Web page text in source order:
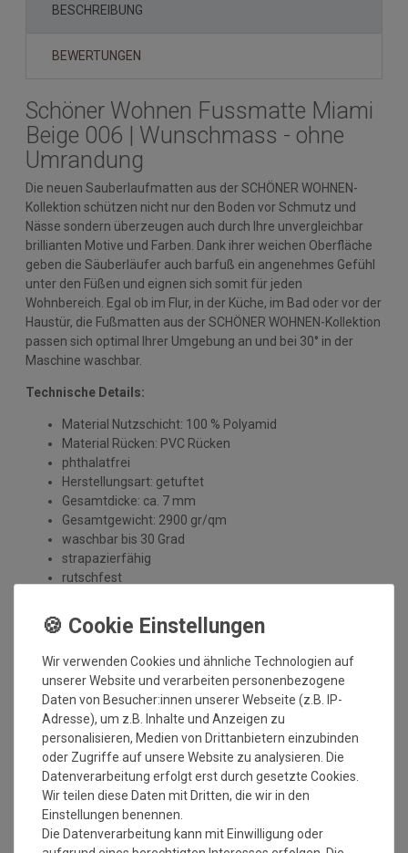
BESCHREIBUNG
BEWERTUNGEN
Schöner Wohnen Fussmatte Miami
Beige 006 | Wunschmass - ohne
Umrandung
Die neuen Sauberlaufmatten aus der SCHÖNER WOHNEN-
Kollektion schützen nicht nur den Boden vor Schmutz und
Nässe sondern überzeugen auch durch Ihre unvergleichbar
brillianten Motive und Farben. Dank ihrer weichen Oberfläche
geben die Säuberläufer auch barfuß ein angenehmes Gefühl
unter den Füßen und eignen sich somit für jeden
Wohnbereich. Egal ob im Flur, in der Küche, im Bad oder vor der
Haustür, die Fußmatten aus der SCHÖNER WOHNEN-Kollektion
passen sich optimal Ihrer Umgebung an und bei 30° in der
Maschine waschbar.
Technische Details:
Material Nutzschicht: 100 % Polyamid
Material Rücken: PVC Rücken
phthalatfrei
Herstellungsart: getuftet
Gesamtdicke: ca. 7 mm
Gesamtgewicht: 2900 gr/qm
waschbar bis 30 Grad
strapazierfähig
rutschfest
für Fußbodenheizung geeignet
Einsatzort: Innenbereich
Made in Europe
Mindestbestellmaß: 1 qm
Maximales Bestellmaß: 10x2 m
Wichtiger Hinweis:
Es handelt sich hierbei um Rollenware, die nach Ihrem
Wunschmass zugeschnitten wird. Diese wird
ohne Umrandung geliefert und wird bei dem Produkt
auch nicht benötigt, da diese Matte schnittfest ist.
Flusenbildung am Anfang ist normal und kommt vom
Wir verwenden Cookies und ähnliche Technologien auf
unserer Website und verarbeiten personenbezogene
Daten von Besucher:innen unserer Webseite (z.B. IP-
Adresse), um z.B. Inhalte und Anzeigen zu
personalisieren, Medien von Drittanbietern einzubinden
oder Zugriffe auf unsere Website zu analysieren. Die
Datenverarbeitung erfolgt erst durch gesetzte Cookies.
Wir teilen diese Daten mit Dritten, die wir in den
Einstellungen benennen.
Die Datenverarbeitung kann mit Einwilligung oder